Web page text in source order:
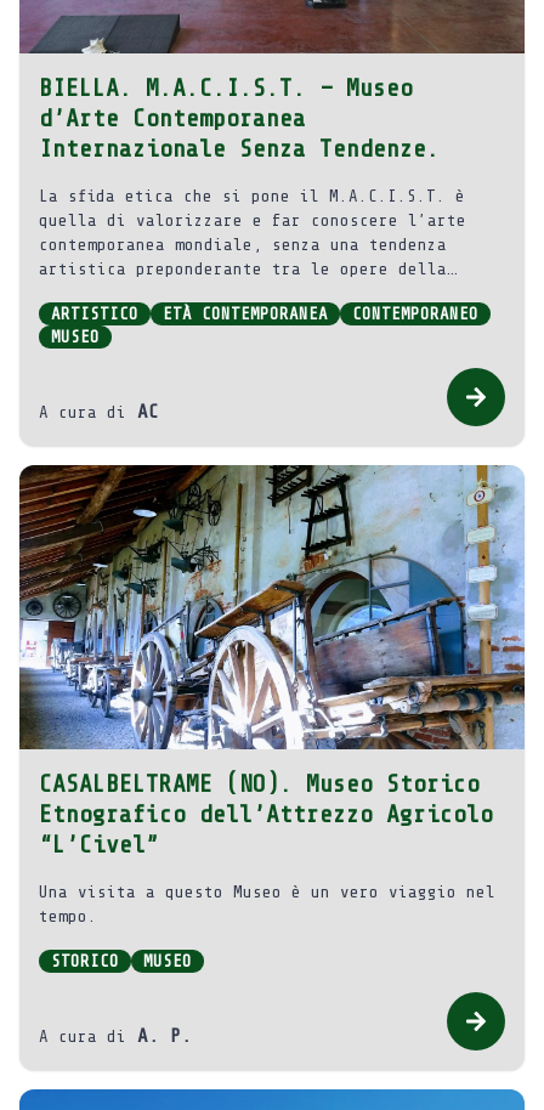
BIELLA. M.A.C.I.S.T. – Museo
d’Arte Contemporanea
Internazionale Senza Tendenze.
La sfida etica che si pone il M.A.C.I.S.T. è
quella di valorizzare e far conoscere l’arte
contemporanea mondiale, senza una tendenza
artistica preponderante tra le opere della
ARTISTICO
ETÀ CONTEMPORANEA
CONTEMPORANEO
MUSEO
A cura di AC
CASALBELTRAME (NO). Museo Storico
Etnografico dell’Attrezzo Agricolo
“L’Civel”
Una visita a questo Museo è un vero viaggio nel
tempo.
STORICO MUSEO
A cura di A. P.